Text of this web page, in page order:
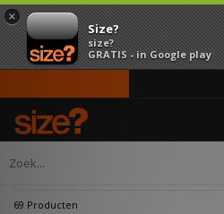
×
Size?
size?
GRATIS - in Google play
Home Heren
69 Producten